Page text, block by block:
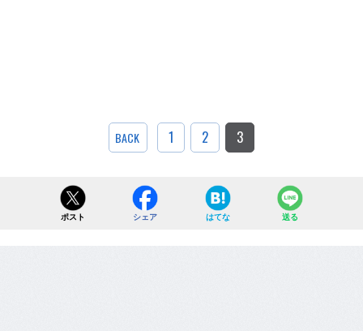
BACK 1 2 3
ポスト シェア はてな 送る